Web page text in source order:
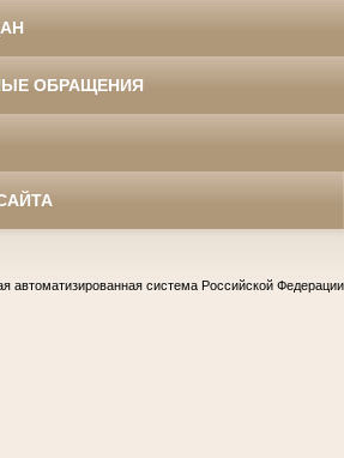
ОБРАЩЕНИЯ
автоматизированная система Российской